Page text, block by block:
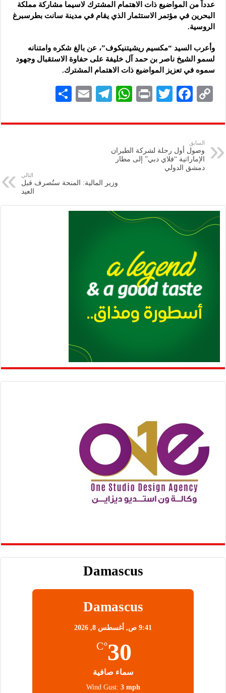
عدداً من المواضيع ذات الاهتمام المشترك لاسيما مشاركة مملكة
البحرين في مؤتمر الاستثمار الذي يقام في مدينة سانت بطرسبرغ
الروسية.
وأعرب السيد “مكسيم ريشيتنيكوف”، عن بالغ شكره وامتنانه
لسمو الشيخ ناصر بن حمد آل خليفة على حفاوة الاستقبال وجهود
سموه في تعزيز المواضيع ذات الاهتمام المشترك.
C
p
y
Li
n
F
eb
k
T
tt
P
nt
W
at
A
p
Te
gr
E
ai
ar
السابق
وصول أول رحلة لشركة الطيران
الإماراتية “فلاي دبي” إلى مطار
دمشق الدولي
التالي
وزير المالية: المنحة ستُصرف قبل
العيد
Damascus
Damascus
9:41 ص, أغسطس 8, 2026
30
°C
سماء صافية
Wind Gust: 3 mph